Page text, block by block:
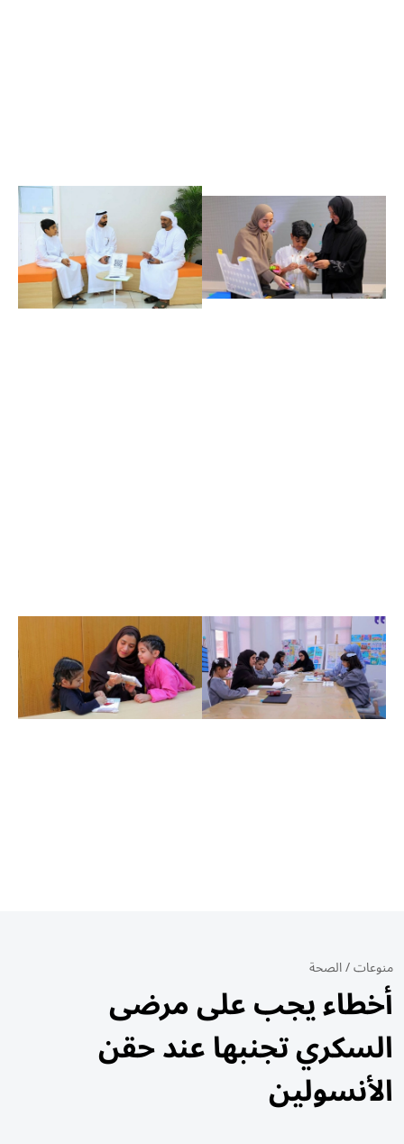
منوعات/الصحة
أخطاء يجب على مرضى
السكري تجنبها عند حقن
الأنسولين